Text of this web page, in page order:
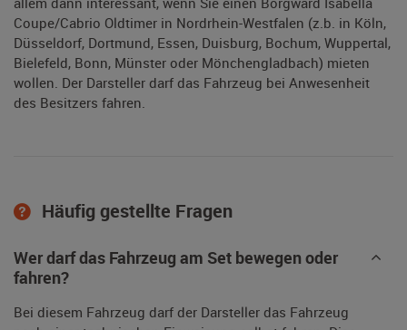
Coupe/Cabrio Oldtimer in Nordrhein-Westfalen (z.b. in Köln,
Düsseldorf, Dortmund, Essen, Duisburg, Bochum, Wuppertal,
Bielefeld, Bonn, Münster oder Mönchengladbach) mieten
wollen. Der Darsteller darf das Fahrzeug bei Anwesenheit
des Besitzers fahren.
Häufig gestellte Fragen
Wer darf das Fahrzeug am Set bewegen oder
fahren?
Bei diesem Fahrzeug darf der Darsteller das Fahrzeug